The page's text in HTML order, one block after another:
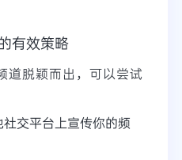
有效策略
脱颖而出，可以尝试
社交平台上宣传你的频